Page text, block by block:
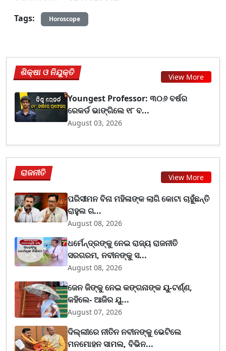
Tags: Horoscope
ଶିକ୍ଷା ଓ ନିଯୁକ୍ତି View More
Youngest Professor: ୩୦୬ ବର୍ଷର
ରେକର୍ଡ ଭାଙ୍ଗିଲେ ୧୮ ବ...
August 03, 2026
ରାଜନୀତି View More
ପରିସୀମନ ବିନା ମହିଳାଙ୍କ ଲାଗି କୋଟା ଚାହୁଁଛନ୍ତି
ରାହୁଲ ଗ...
August 08, 2026
ଧର୍ମେନ୍ଦ୍ରଙ୍କୁ ନେଇ ରାଜ୍ୟ ରାଜନୀତି
ସରଗରମ, ନବୀନଙ୍କୁ ସ...
August 08, 2026
ଜେନ ଜିଙ୍କୁ ନେଇ କଙ୍ଗନାଙ୍କ ୟୁ-ଟର୍ଣ୍ଣ,
କହିଲେ- ଆଜିର ଯୁ...
August 07, 2026
ଦିଲ୍ଲୀରେ ନୀତିନ ନବୀନଙ୍କୁ ଭେଟିଲେ
ମନମୋହନ ସାମଲ, ବିଭିନ...